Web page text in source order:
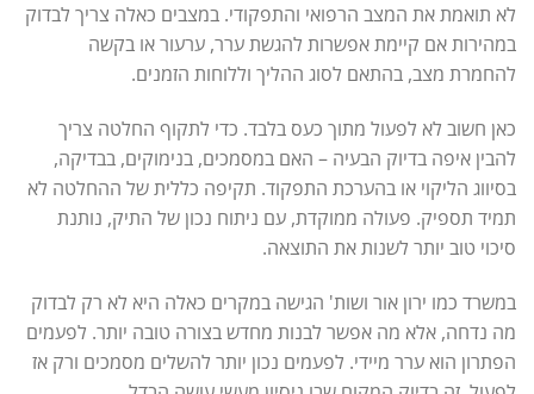
לא תואמת את המצב הרפואי והתפקודי. במצבים כאלה צריך לבדוק
במהירות אם קיימת אפשרות להגשת ערר, ערעור או בקשה
להחמרת מצב, בהתאם לסוג ההליך וללוחות הזמנים.
כאן חשוב לא לפעול מתוך כעס בלבד. כדי לתקוף החלטה צריך
להבין איפה בדיוק הבעיה – האם במסמכים, בנימוקים, בבדיקה,
בסיווג הליקוי או בהערכת התפקוד. תקיפה כללית של ההחלטה לא
תמיד תספיק. פעולה ממוקדת, עם ניתוח נכון של התיק, נותנת
סיכוי טוב יותר לשנות את התוצאה.
במשרד כמו ירון אור ושות' הגישה במקרים כאלה היא לא רק לבדוק
מה נדחה, אלא מה אפשר לבנות מחדש בצורה טובה יותר. לפעמים
הפתרון הוא ערר מיידי. לפעמים נכון יותר להשלים מסמכים ורק אז